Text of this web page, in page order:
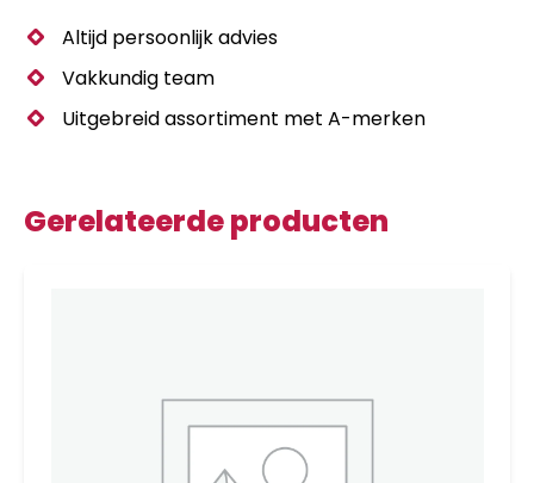
Altijd persoonlijk advies
Vakkundig team
Uitgebreid assortiment met A-merken
Gerelateerde producten